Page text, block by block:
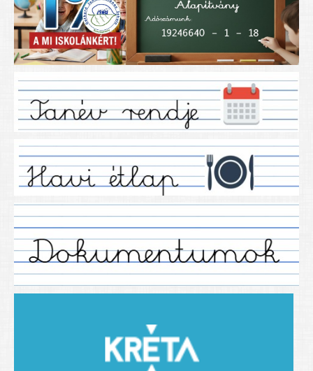
Igazgatói köszöntő
Iskolánkról
Tanáraink
Tanéveink
Régebbi tanéveink
2021/2022 tanév
2013/2014. tanév
2014/2015. tanév
2015/2016. tanév
2016/2017 tanév
2018/2019 tanév
2019/2020-as tanév